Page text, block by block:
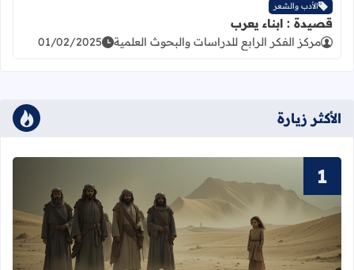
الأدب والشعر
قصيدة : ابناء يعرب
مركز الفكر الرابع للدراسات والبحوث العلمية 01/02/2025
الأكثر زيارة
قراءة المزيد عن الجاهلية و وَأْد